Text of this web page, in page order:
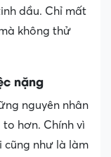
dầu. Chỉ mất
không thử
nặng
nguyên nhân
hơn. Chính vì
cũng như là làm